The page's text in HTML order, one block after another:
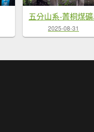
五分山系-菁桐煤
2025-08-31